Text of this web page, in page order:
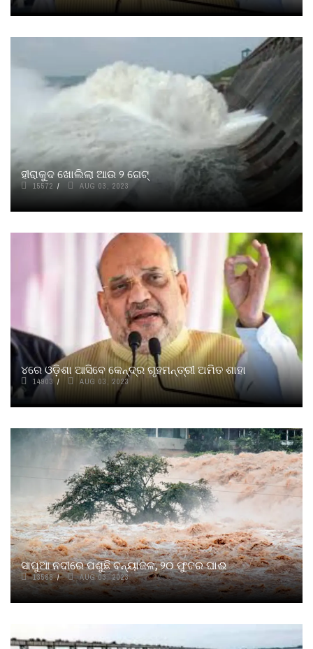
ହୀରାକୁଦ ଖୋଲିଲା ଆଉ ୨ ଗେଟ୍
15572 AUG 03, 2023
୪ରେ ଓଡ଼ିଶା ଆସିବେ କେନ୍ଦ୍ର ଗୃହମନ୍ତ୍ରୀ ଅମିତ ଶାହା
14903 AUG 03, 2023
ସାପୁଆ ନଦୀରେ ପଶୁଛି ବନ୍ୟାଜଳ, ୨୦ ଫୁଟର ଘାଈ
13588 AUG 03, 2023